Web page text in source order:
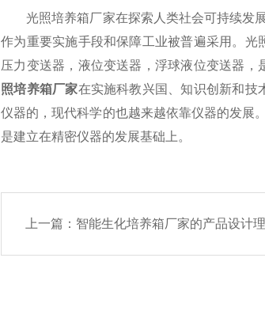
光照培养箱厂家在探索人类社会可持续发展
作为重要实施手段和保障工业被普遍采用。光
压力变送器，液位变送器，浮球液位变送器，
照培养箱厂家在实施科教兴国、知识创新和技
仪器的，现代科学的也越来越依靠仪器的发展
是建立在精密仪器的发展基础上。
上一篇： 智能生化培养箱厂家的产品设计